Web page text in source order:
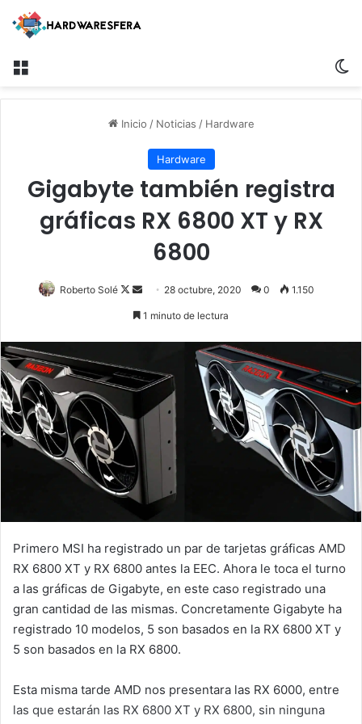
Menú
Inicio / Noticias / Hardware
Hardware
Gigabyte también registra
gráficas RX 6800 XT y RX
6800
Roberto Solé
Follow
on
Send 28 octubre, 2020 0 1.150
1 minuto de lectura
Primero MSI ha registrado un par de tarjetas gráficas AMD
RX 6800 XT y RX 6800 antes la EEC. Ahora le toca el turno
a las gráficas de Gigabyte, en este caso registrado una
gran cantidad de las mismas. Concretamente Gigabyte ha
registrado 10 modelos, 5 son basados en la RX 6800 XT y
5 son basados en la RX 6800.
Esta misma tarde AMD nos presentara las RX 6000, entre
las que estarán las RX 6800 XT y RX 6800, sin ninguna